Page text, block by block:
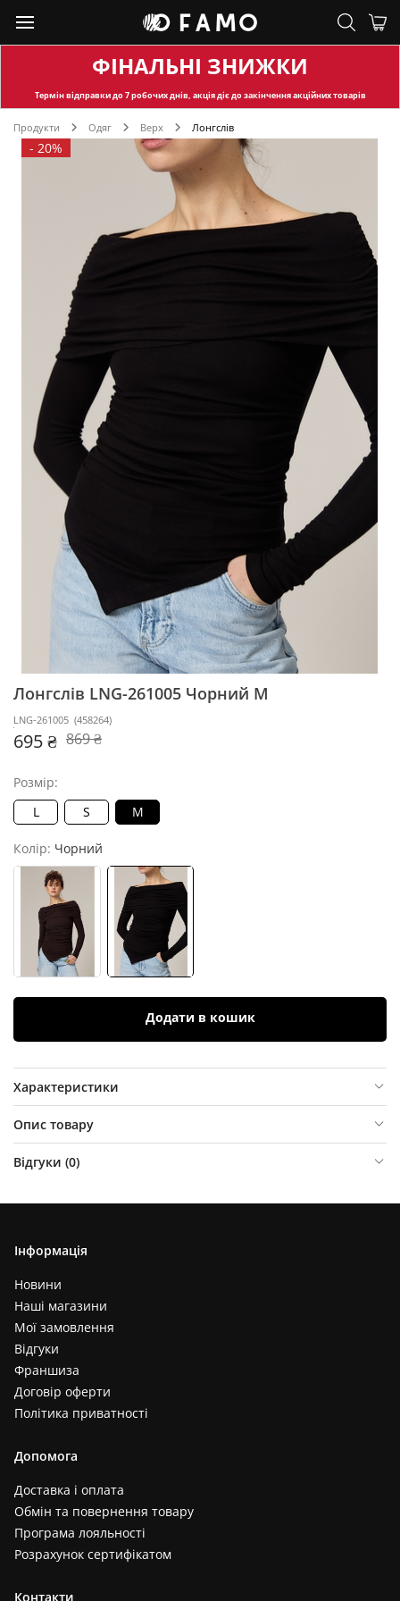
ФІНАЛЬНІ ЗНИЖКИ
Термін відправкидо 7 робочих днів, акція діє до закінчення акційних товарів
Продукти Одяг Верх Лонгслів
- 20%
Лонгслів LNG-261005 Чорний M
LNG-261005 (458264)
695 ₴ 869 ₴
Розмір:
L
S M
Колір: Чорний
Додати в кошик
Характеристики
Опис товару
Відгуки (0)
Інформація
Новини
Наші магазини
Мої замовлення
Відгуки
Франшиза
Договір оферти
Політика приватності
Допомога
Доставка і оплата
Обмін та повернення товару
Програма лояльності
Розрахунок сертифікатом
Контакти